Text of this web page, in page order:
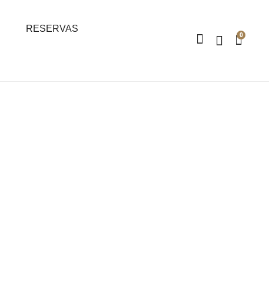
RESERVAS
0